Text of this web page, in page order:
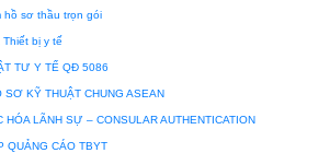
khẩu
TBYT
hồ sơ thầu trọn gói
bị y tế
TƯ Y TẾ QĐ 5086
SƠ KỸ THUẬT CHUNG ASEAN
HÓA LÃNH SỰ – CONSULAR AUTHENTICATION
QUẢNG CÁO TBYT